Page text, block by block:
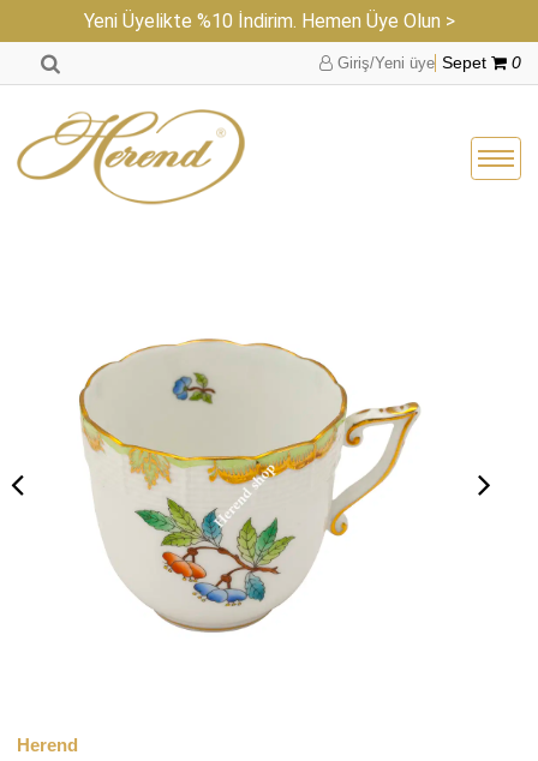
Yeni Üyelikte %10 İndirim. Hemen Üye Olun >
Giriş/Yeni üye Sepet 0
Herend